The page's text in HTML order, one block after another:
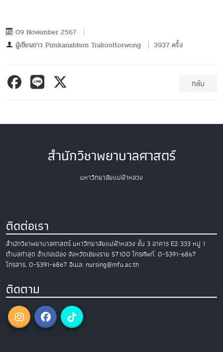
09 November 2567
ผู้เขียนข่าว Pimkanabhon Trakooltorwong 3937 ครั้ง
กลับ
สำนักวิชาพยาบาลศาสตร์
มหาวิทยาลัยแม่ฟ้าหลวง
ติดต่อเรา
สำนักวิชาพยาบาลศาสตร์ มหาวิทยาลัยแม่ฟ้าหลวง ชั้น 3 อาคาร E2 333 หมู่ 1
ตำบลท่าสุด อำเภอเมือง จังหวัดเชียงราย 57100 โทรศัพท์. 0-5391-6867
โทรสาร. 0-5391-6867 อีเมล: nursing@mfu.ac.th
ติดตาม